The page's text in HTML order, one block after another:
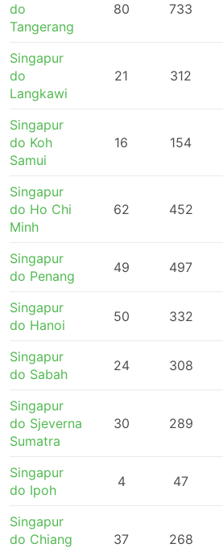
do
Tangerang
80 733
Singapur
do
Langkawi
21 312
Singapur
do Koh
Samui
16 154
Singapur
do Ho Chi
Minh
62 452
Singapur
do Penang
49 497
Singapur
do Hanoi
50 332
Singapur
do Sabah
24 308
Singapur
do Sjeverna
Sumatra
30 289
Singapur
do Ipoh
4 47
Singapur
do Chiang
37 268